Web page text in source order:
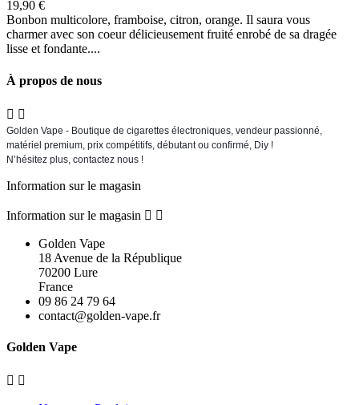
19,90 €
Bonbon multicolore, framboise, citron, orange. Il saura vous
charmer avec son coeur délicieusement fruité enrobé de sa dragée
lisse et fondante....
À propos de nous
 
Golden Vape - Boutique de cigarettes électroniques, vendeur passionné,
matériel premium, prix compétitifs, débutant ou confirmé, Diy !
N’hésitez plus, contactez nous !
Information sur le magasin
Information sur le magasin  
Golden Vape
18 Avenue de la République
70200 Lure
France
09 86 24 79 64
contact@golden-vape.fr
Golden Vape
 